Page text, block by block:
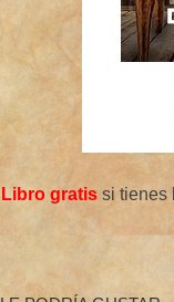
Libro gratis si tienes